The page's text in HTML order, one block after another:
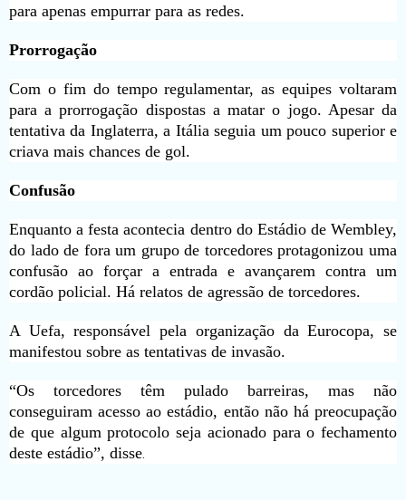
para apenas empurrar para as redes.
Prorrogação
Com o fim do tempo regulamentar, as equipes voltaram
para a prorrogação dispostas a matar o jogo. Apesar da
tentativa da Inglaterra, a Itália seguia um pouco superior e
criava mais chances de gol.
Confusão
Enquanto a festa acontecia dentro do Estádio de Wembley,
do lado de fora um grupo de torcedores protagonizou uma
confusão ao forçar a entrada e avançarem contra um
cordão policial. Há relatos de agressão de torcedores.
A Uefa, responsável pela organização da Eurocopa, se
manifestou sobre as tentativas de invasão.
“Os torcedores têm pulado barreiras, mas não
conseguiram acesso ao estádio, então não há preocupação
de que algum protocolo seja acionado para o fechamento
deste estádio”, disse.